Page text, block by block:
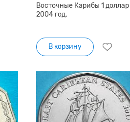
Восточные Карибы 1 доллар
2004 год.
В корзину